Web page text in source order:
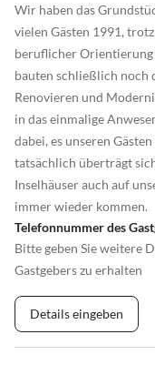
Wir haben das
vielen Gästen 1991,
beruflicher Orientierung
bauten schließlich noch
Renovieren und
in das einmalige
dabei, es unseren
tatsächlich überträgt
Inselhäuser auch auf
immer wieder kommen.
Telefonnummer des
Bitte geben Sie weitere
Gastgebers zu erhalten
Details eingeben